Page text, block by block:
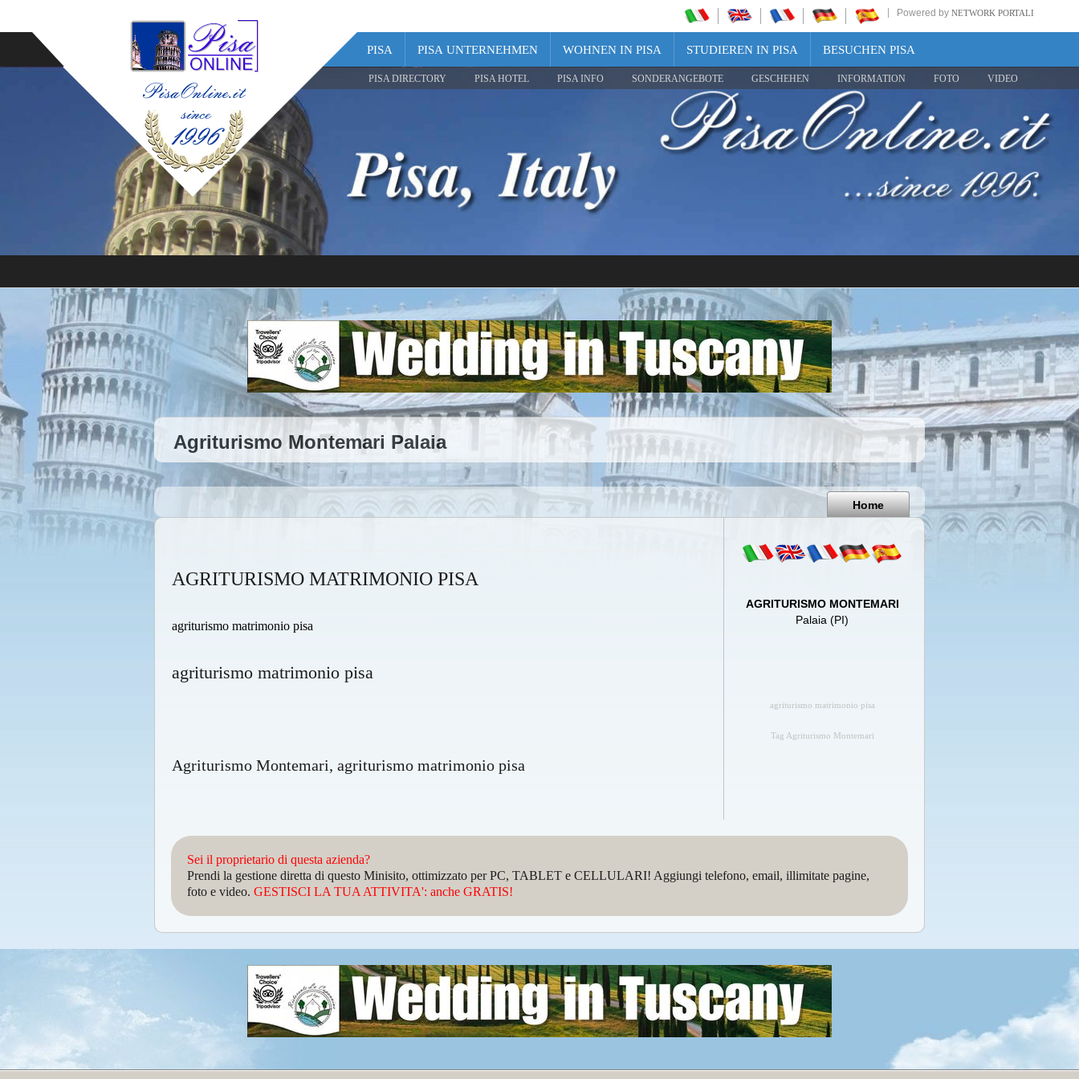
Powered by NETWORK PORTALI
PISA PISA UNTERNEHMEN WOHNEN IN PISA STUDIEREN IN PISA BESUCHEN PISA
PISA DIRECTORY PISA HOTEL PISA INFO SONDERANGEBOTE GESCHEHEN INFORMATION FOTO VIDEO
Share
Pisa
Italy
Agriturismo Montemari Palaia
Home
AGRITURISMO MATRIMONIO PISA
agriturismo matrimonio pisa
agriturismo matrimonio pisa
Agriturismo Montemari, agriturismo matrimonio pisa
AGRITURISMO MONTEMARI
Palaia (PI)
agriturismo matrimonio pisa
Tag Agriturismo Montemari
Sei il proprietario di questa azienda?
Prendi la gestione diretta di questo Minisito, ottimizzato per PC, TABLET e CELLULARI! Aggiungi telefono, email, illimitate pagine,
foto e video. GESTISCI LA TUA ATTIVITA': anche GRATIS!